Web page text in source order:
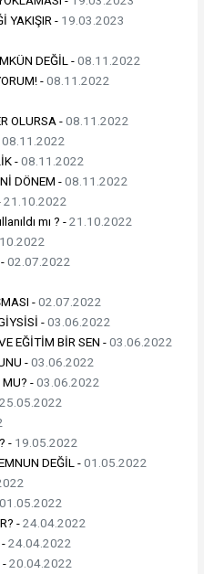
YAKIŞIR - 19.03.2023
DEĞİL -08.11.2022
-08.11.2022
OLURSA -08.11.2022
08.11.2022
-08.11.2022
DÖNEM -08.11.2022
21.10.2022
mı ? -21.10.2022
02.07.2022
-02.07.2022
-03.06.2022
EĞİTİM BİR SEN -03.06.2022
-03.06.2022
MU? -03.06.2022
25.05.2022
- 19.05.2022
DEĞİL -01.05.2022
01.05.2022
-24.04.2022
24.04.2022
-20.04.2022